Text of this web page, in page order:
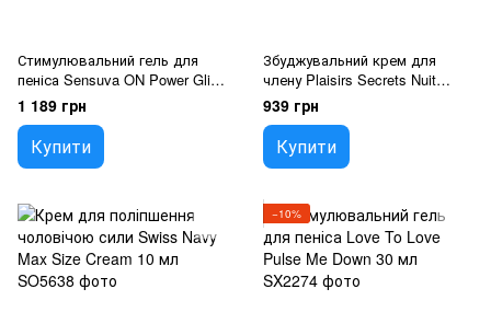
Стимулювальний гель для
пеніса Sensuva ON Power Glide
For Him (50 мл) для
суперерекції
1 189 грн
Купити
Збуджувальний крем для
члену Plaisirs Secrets Nuit
Ardente (60 мл), можна для
клітора
939 грн
Купити
−10%